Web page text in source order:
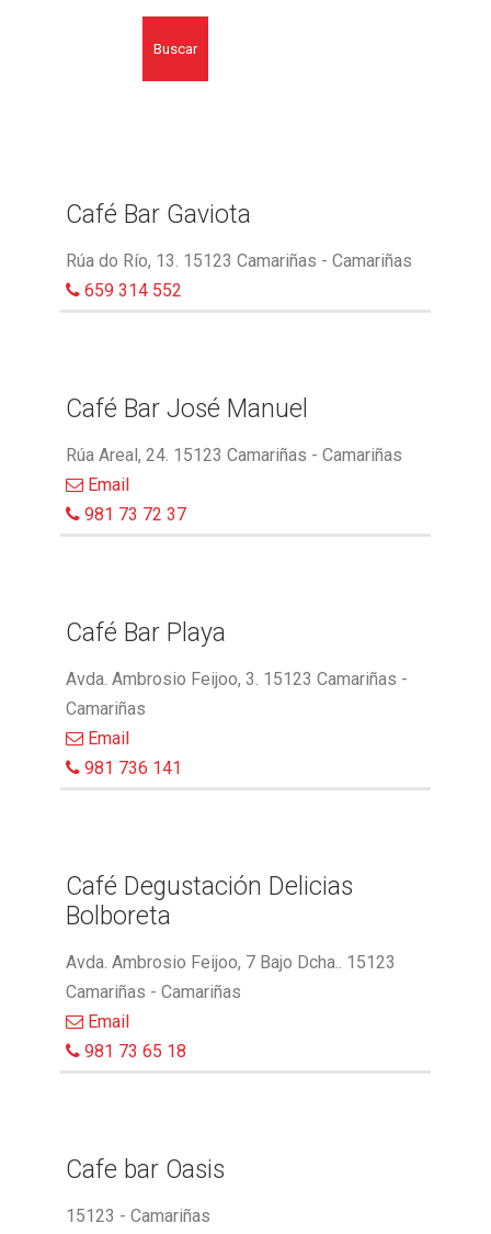
Buscar
Café Bar Gaviota
Rúa do Río, 13. 15123 Camariñas - Camariñas
659 314 552
Café Bar José Manuel
Rúa Areal, 24. 15123 Camariñas - Camariñas
Email
981 73 72 37
Café Bar Playa
Avda. Ambrosio Feijoo, 3. 15123 Camariñas -
Camariñas
Email
981 736 141
Café Degustación Delicias
Bolboreta
Avda. Ambrosio Feijoo, 7 Bajo Dcha.. 15123
Camariñas - Camariñas
Email
981 73 65 18
Cafe bar Oasis
15123 - Camariñas